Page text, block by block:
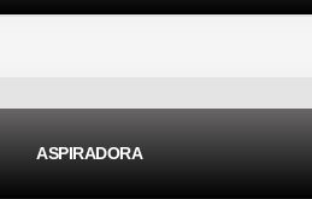
ASPIRADORA